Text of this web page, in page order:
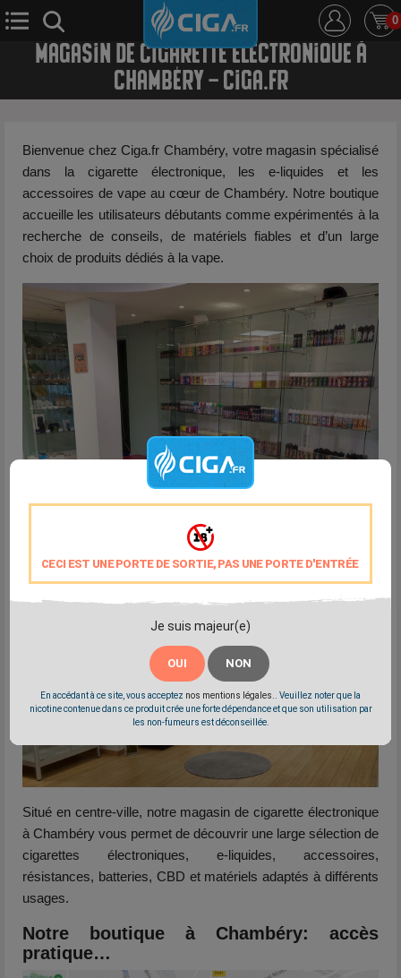
CECI EST UNE PORTE DE SORTIE, PAS UNE PORTE D'ENTRÉE
Je suis majeur(e)
OUI NON
En accédant à ce site, vous acceptez nos mentions légales.. Veuillez noter que la
nicotine contenue dans ce produit crée une forte dépendance et que son utilisation par
les non-fumeurs est déconseillée.
0
E-Cigarette E-Liquide
Nouveautés
Magasin de cigarette électronique à
Chambéry – Ciga.fr
Bienvenue chez Ciga.fr Chambéry, votre magasin spécialisé
dans la cigarette électronique, les e-liquides et les
accessoires de vape au cœur de Chambéry. Notre boutique
accueille les utilisateurs débutants comme expérimentés à la
recherche de conseils, de matériels fiables et d’un large
choix de produits dédiés à la vape.
Situé en centre-ville, notre magasin de cigarette électronique
à Chambéry vous permet de découvrir une large sélection de
cigarettes électroniques, e-liquides, accessoires,
résistances, batteries, CBD et matériels adaptés à différents
usages.
Notre boutique à Chambéry: accès
pratique…